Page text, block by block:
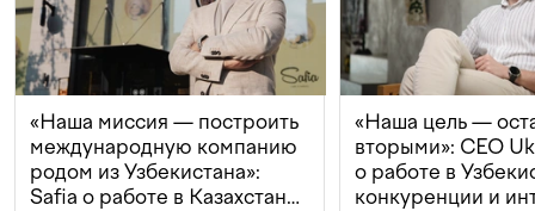
«Наша миссия — построить
международную компанию
родом из Узбекистана»:
Safia о работе в Казахстане,
«Наша цель —
вторыми»: CEO
о работе в
конкуренции и